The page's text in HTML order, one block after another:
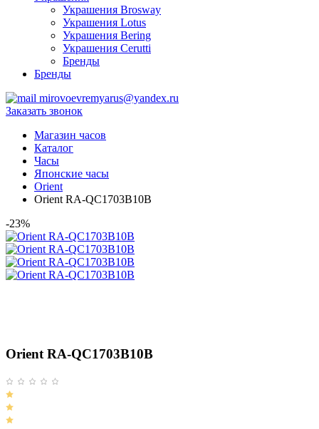
Украшения Brosway
Украшения Lotus
Украшения Bering
Украшения Cerutti
Бренды
Бренды
mirovoevremyarus@yandex.ru
Заказать звонок
Магазин часов
Каталог
Часы
Японские часы
Orient
Orient RA-QC1703B10B
-23%
Orient RA-QC1703B10B